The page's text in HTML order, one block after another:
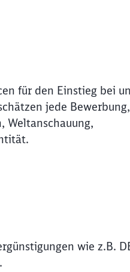
für den Einstieg bei
jede Bewerbung,
Weltanschauung,
wie z.B.